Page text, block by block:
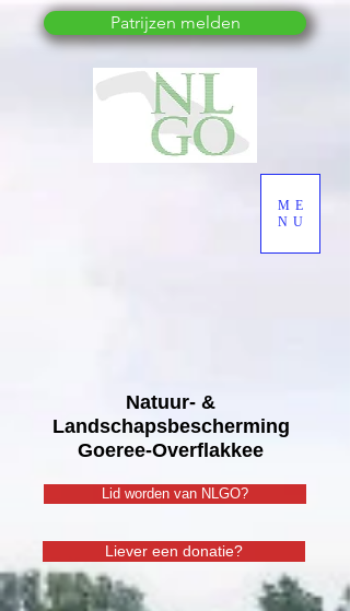
Natuur- &
Landschapsbescherming
Goeree-Overflakkee
ME
NU
Lid worden van NLGO?
Liever een donatie?
Patrijzen melden